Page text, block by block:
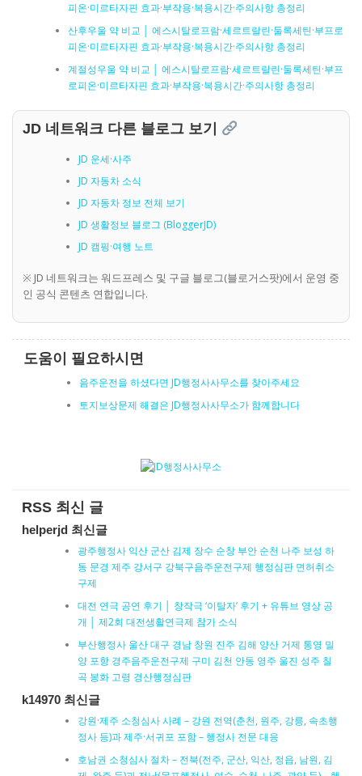
피온·미르타자핀 효과·부작용·복용시간·주의사항 총정리
산후우울 약 비교 │ 에스시탈로프람·세르트랄린·둘록세틴·부프로
피온·미르타자핀 효과·부작용·복용시간·주의사항 총정리
계절성우울 약 비교 │ 에스시탈로프람·세르트랄린·둘록세틴·부프
로피온·미르타자핀 효과·부작용·복용시간·주의사항 총정리
JD 네트워크 다른 블로그 보기
JD 운세·사주
JD 자동차 소식
JD 자동차 정보 전체 보기
JD 생활정보 블로그 (BloggerJD)
JD 캠핑·여행 노트
※ JD 네트워크는 워드프레스 및 구글 블로그(블로거스팟)에서 운영 중
인 공식 콘텐츠 연합입니다.
도움이 필요하시면
음주운전을 하셨다면 JD행정사사무소를 찾아주세요
토지보상문제 해결은 JD행정사사무소가 함께합니다
RSS 최신 글
helperjd 최신글
광주행정사 익산 군산 김제 장수 순창 부안 순천 나주 보성 하
동 문경 제주 강서구 강북구음주운전구제 행정심판 면허취소
구제
대전 연극 공연 후기 │ 창작극 ‘이탈자’ 후기 + 유튜브 영상 공
개 │ 제2회 대전생활연극제 참가 소식
부산행정사 울산 대구 경남 창원 진주 김해 양산 거제 통영 밀
양 포항 경주음주운전구제 구미 김천 안동 영주 울진 성주 칠
곡 봉화 고령 경산행정심판
k14970 최신글
강원·제주 소청심사 사례 – 강원 전역(춘천, 원주, 강릉, 속초행
정사 등)과 제주·서귀포 포함 – 행정사 전문 대응
호남권 소청심사 절차 – 전북(전주, 군산, 익산, 정읍, 남원, 김